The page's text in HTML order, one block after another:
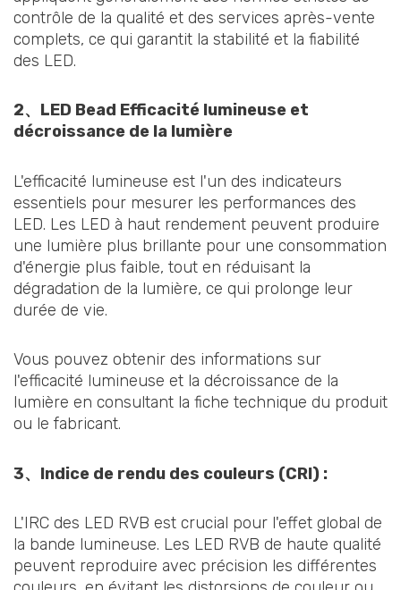
contrôle de la qualité et des services après-vente
complets, ce qui garantit la stabilité et la fiabilité
des LED.
2、LED Bead Efficacité lumineuse et
décroissance de la lumière
L'efficacité lumineuse est l'un des indicateurs
essentiels pour mesurer les performances des
LED. Les LED à haut rendement peuvent produire
une lumière plus brillante pour une consommation
d'énergie plus faible, tout en réduisant la
dégradation de la lumière, ce qui prolonge leur
durée de vie.
Vous pouvez obtenir des informations sur
l'efficacité lumineuse et la décroissance de la
lumière en consultant la fiche technique du produit
ou le fabricant.
3、 Indice de rendu des couleurs (CRI) :
L'IRC des LED RVB est crucial pour l'effet global de
la bande lumineuse. Les LED RVB de haute qualité
peuvent reproduire avec précision les différentes